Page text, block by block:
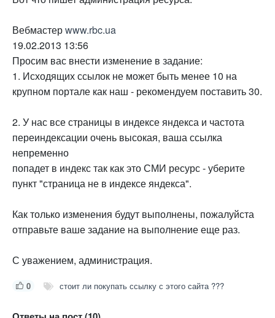
Вебмастерwww.rbc.ua
19.02.2013 13:56
Просим вас внести изменение в задание:
1. Исходящих ссылок не может быть менее 10 на
крупном портале как наш - рекомендуем поставить 30.
2. У нас все страницы в индексе яндекса и частота
переиндексации очень высокая, ваша ссылка
непременно
попадет в индекс так как это СМИ ресурс - уберите
пункт "страница не в индексе яндекса".
Как только изменения будут выполнены, пожалуйста
отправьте ваше задание на выполнение еще раз.
С уважением, администрация.
0 стоит ли покупать ссылку с этого сайта ???